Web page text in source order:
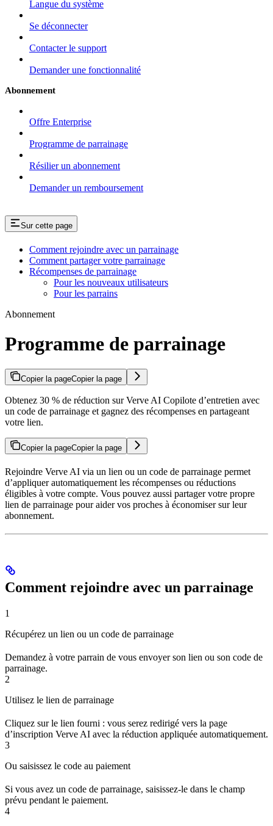
Langue du système
Se déconnecter
Contacter le support
Demander une fonctionnalité
Abonnement
Offre Enterprise
Programme de parrainage
Résilier un abonnement
Demander un remboursement
Sur cette page
Comment rejoindre avec un parrainage
Comment partager votre parrainage
Récompenses de parrainage
Pour les nouveaux utilisateurs
Pour les parrains
Abonnement
Programme de parrainage
Copier la pageCopier la page
Obtenez 30 % de réduction sur Verve AI Copilote d’entretien avec
un code de parrainage et gagnez des récompenses en partageant
votre lien.
Copier la pageCopier la page
Rejoindre Verve AI via un lien ou un code de parrainage permet
d’appliquer automatiquement les récompenses ou réductions
éligibles à votre compte. Vous pouvez aussi partager votre propre
lien de parrainage pour aider vos proches à économiser sur leur
abonnement.
Comment rejoindre avec un parrainage
1
Récupérez un lien ou un code de parrainage
Demandez à votre parrain de vous envoyer son lien ou son code de
parrainage.
2
Utilisez le lien de parrainage
Cliquez sur le lien fourni : vous serez redirigé vers la page
d’inscription Verve AI avec la réduction appliquée automatiquement.
3
Ou saisissez le code au paiement
Si vous avez un code de parrainage, saisissez-le dans le champ
prévu pendant le paiement.
4